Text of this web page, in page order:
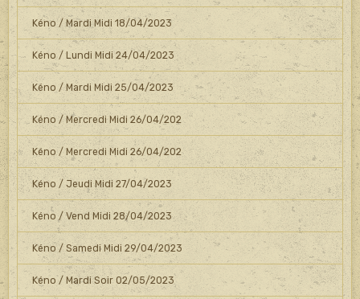
Kéno / Mardi Midi 18/04/2023
Kéno / Lundi Midi 24/04/2023
Kéno / Mardi Midi 25/04/2023
Kéno / Mercredi Midi 26/04/202
Kéno / Mercredi Midi 26/04/202
Kéno / Jeudi Midi 27/04/2023
Kéno / Vend Midi 28/04/2023
Kéno / Samedi Midi 29/04/2023
Kéno / Mardi Soir 02/05/2023